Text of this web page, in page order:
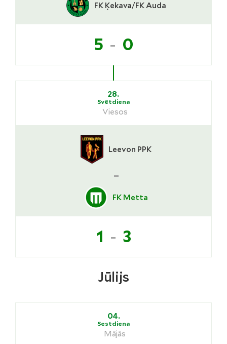
FK Ķekava/FK Auda
5 - 0
28.
Svētdiena
Viesos
Leevon PPK
-
FK Metta
1 - 3
Jūlijs
04.
Sestdiena
Mājās